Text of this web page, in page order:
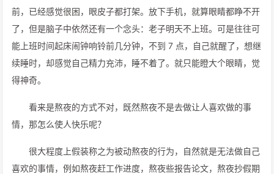
前，已经感觉很困，眼皮子都打架。放下手机，就算眼睛都睁不开
了，但是脑子中依然还有一个念头：老子明天不上班。可是往往可
能上班时间起床闹钟响铃前几分钟，不到 7 点，自己就醒了，想继
续睡时，却感觉自己精力充沛，睡不着了。就只能瞪大个眼睛，觉
得神奇。
看来是熬夜的方式不对，既然熬夜不是去做让人喜欢做的事
情，那怎么使人快乐呢？
很大程度上假装称之为被动熬夜的行为，自然就是无法做自己
喜欢的事情，例如熬夜赶工作进度，熬夜些报告论文，熬夜抄假期